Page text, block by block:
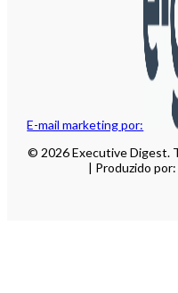
E-mail marketing por:
© 2026 Executive Digest.
| Produzido